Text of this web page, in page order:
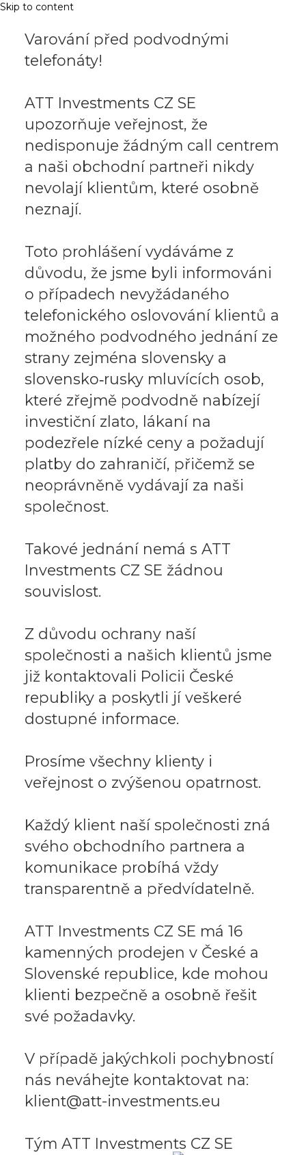
Skip to content
Varování před podvodnými
telefonáty!
ATT Investments CZ SE
upozorňuje veřejnost, že
nedisponuje žádným call centrem
a naši obchodní partneři nikdy
nevolají klientům, které osobně
neznají.
Toto prohlášení vydáváme z
důvodu, že jsme byli informováni
o případech nevyžádaného
telefonického oslovování klientů a
možného podvodného jednání ze
strany zejména slovensky a
slovensko‑rusky mluvících osob,
které zřejmě podvodně nabízejí
investiční zlato, lákaní na
podezřele nízké ceny a požadují
platby do zahraničí, přičemž se
neoprávněně vydávají za naši
společnost.
Takové jednání nemá s ATT
Investments CZ SE žádnou
souvislost.
Z důvodu ochrany naší
společnosti a našich klientů jsme
již kontaktovali Policii České
republiky a poskytli jí veškeré
dostupné informace.
Prosíme všechny klienty i
veřejnost o zvýšenou opatrnost.
Každý klient naší společnosti zná
svého obchodního partnera a
komunikace probíhá vždy
transparentně a předvídatelně.
ATT Investments CZ SE má 16
kamenných prodejen v České a
Slovenské republice, kde mohou
klienti bezpečně a osobně řešit
své požadavky.
V případě jakýchkoli pochybností
nás neváhejte kontaktovat na:
klient@att-investments.eu
Tým ATT Investments CZ SE